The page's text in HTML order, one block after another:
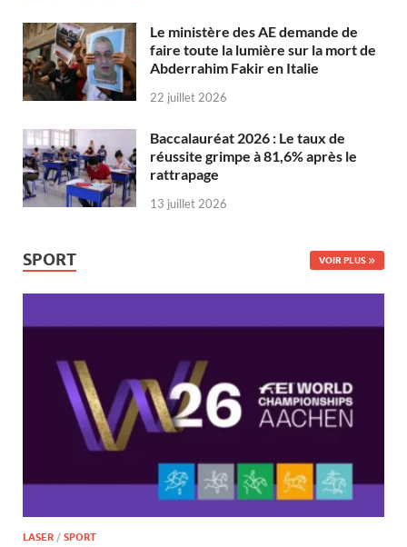
Le ministère des AE demande de
faire toute la lumière sur la mort de
Abderrahim Fakir en Italie
22 juillet 2026
Baccalauréat 2026 : Le taux de
réussite grimpe à 81,6% après le
rattrapage
13 juillet 2026
SPORT VOIR PLUS
LASER / SPORT